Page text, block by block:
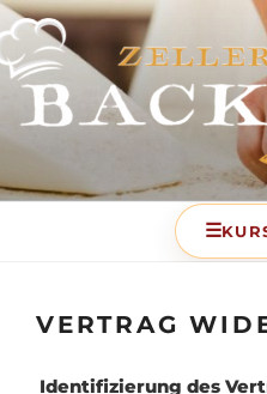
BACKSTUB –
VERTRAG
Identifizierung des